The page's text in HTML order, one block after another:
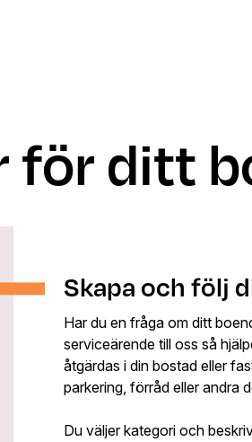
för ditt
Skapa och följ
Har du en fråga om ditt
serviceärende till oss så
åtgärdas i din bostad eller
parkering, förråd eller andra
Du väljer kategori och